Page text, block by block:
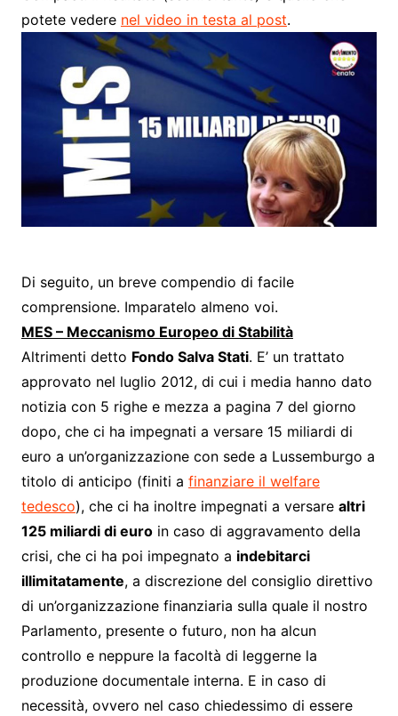
potete vedere nel video in testa al post.
Di seguito, un breve compendio di facile
comprensione. Imparatelo almeno voi.
MES – Meccanismo Europeo di Stabilità
Altrimenti detto Fondo Salva Stati. E’ un trattato
approvato nel luglio 2012, di cui i media hanno dato
notizia con 5 righe e mezza a pagina 7 del giorno
dopo, che ci ha impegnati a versare 15 miliardi di
euro a un’organizzazione con sede a Lussemburgo a
titolo di anticipo (finiti a finanziare il welfare
tedesco), che ci ha inoltre impegnati a versare altri
125 miliardi di euroin caso di aggravamento della
crisi, che ci ha poi impegnato a indebitarci
illimitatamente, a discrezione del consiglio direttivo
di un’organizzazione finanziaria sulla quale il nostro
Parlamento, presente o futuro, non ha alcun
controllo e neppure la facoltà di leggerne la
produzione documentale interna. E in caso di
necessità, ovvero nel caso chiedessimo di essere